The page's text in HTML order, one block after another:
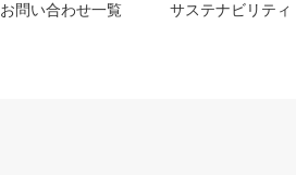
お問い合わせ一覧 サステナビリティ